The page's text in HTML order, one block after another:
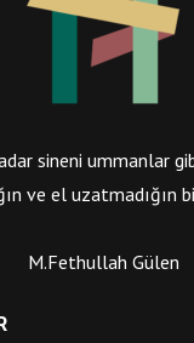
sineni ummanlar
ve el uzatmadığın
M.Fethullah Gülen